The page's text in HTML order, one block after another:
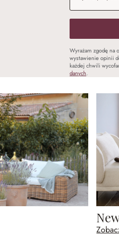
Wyrażam zgodę na
wystawienie opinii
każdej chwili
danych.